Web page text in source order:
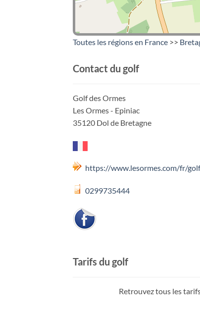
Toutes les régions en France >>
Contact du golf
Golf des Ormes
Les Ormes - Epiniac
35120 Dol de Bretagne
https://www.lesormes.com/fr/
0299735444
Tarifs du golf
Retrouvez tous les